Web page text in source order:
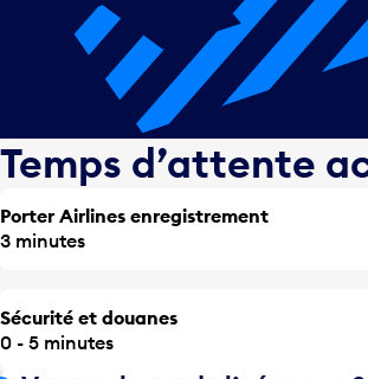
Temps d’attente
Porter Airlines enregistrement
3 minutes
Sécurité et douanes
0 - 5 minutes